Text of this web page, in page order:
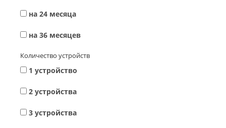
на 24 месяца
на 36 месяцев
Количество устройств
1 устройство
2 устройства
3 устройства